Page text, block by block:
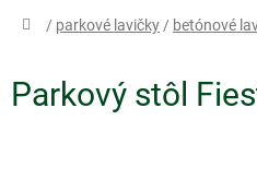
domov
/ parkové lavičky / betónové
Parkový stôl